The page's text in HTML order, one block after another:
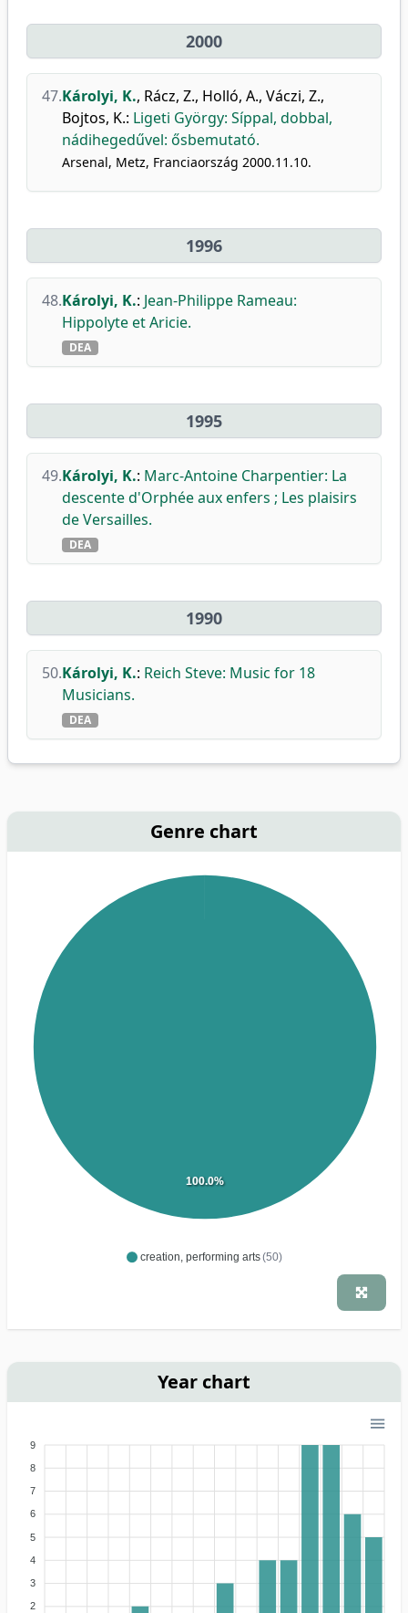
2000
47.Károlyi, K., Rácz, Z., Holló, A., Váczi, Z.,
Bojtos, K.: Ligeti György: Síppal, dobbal,
nádihegedűvel: ősbemutató.
Arsenal, Metz, Franciaország 2000.11.10.
1996
48.Károlyi, K.: Jean-Philippe Rameau:
Hippolyte et Aricie.
DEA
1995
49.Károlyi, K.: Marc-Antoine Charpentier: La
descente d'Orphée aux enfers ; Les plaisirs
de Versailles.
DEA
1990
50.Károlyi, K.: Reich Steve: Music for 18
Musicians.
DEA
Genre chart
creation, performing arts(50)
100.0%
Year chart
9
8
7
6
5
4
3
2